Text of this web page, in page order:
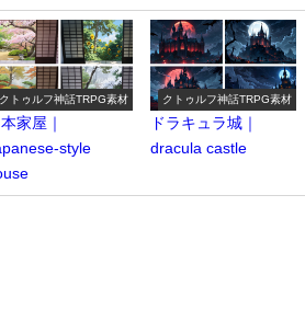
クトゥルフ神話TRPG素材
家屋｜
style
クトゥルフ神話TRPG素材
ドラキュラ城｜
dracula castle